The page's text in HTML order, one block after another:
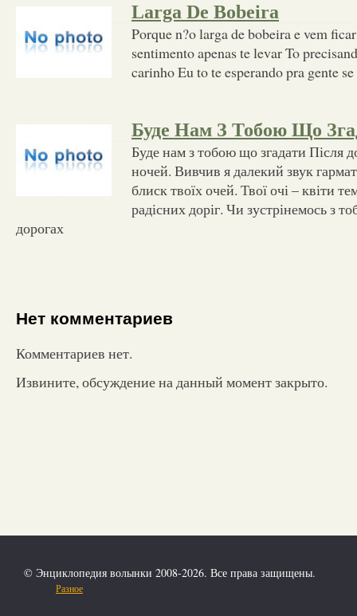
Larga De Bobeira
Porque n?o larga de bobeira e vem
sentimento apenas te levar To
carinho Eu to te esperando pra gente
Буде Нам З Тобою Що
Буде нам з тобою що згадати Після
ночей. Вивчив я далекий звук
блиск твоїх очей. Твої очі – квіти
радісних доріг. Чи зустрінемось з
дорогах
Нет комментариев
Комментариев нет.
Извините, обсуждение на данный момент закрыто.
© Энциклопедия волынки 2008-2026. Все права защищены.
Разное